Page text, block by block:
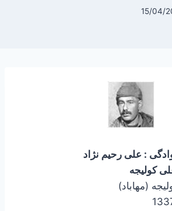
15/04/
: علی رحیم نژاد
کولیجه
(مهاباد)